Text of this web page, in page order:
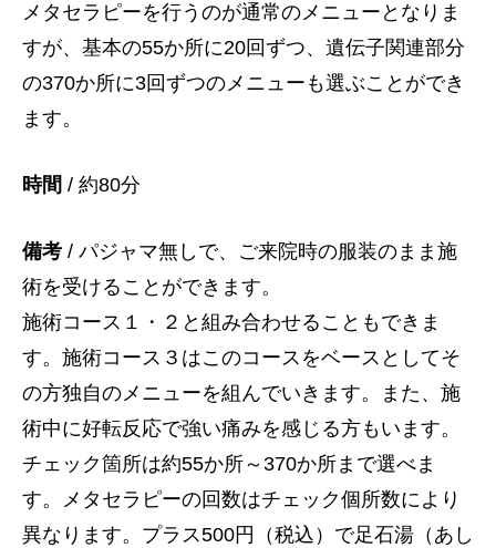
メタセラピーを行うのが通常のメニューとなりま
すが、基本の55か所に20回ずつ、遺伝子関連部分
の370か所に3回ずつのメニューも選ぶことができ
ます。
時間 / 約80分
備考 / パジャマ無しで、ご来院時の服装のまま施
術を受けることができます。
施術コース１・２と組み合わせることもできま
す。施術コース３はこのコースをベースとしてそ
の方独自のメニューを組んでいきます。また、施
術中に好転反応で強い痛みを感じる方もいます。
チェック箇所は約55か所～370か所まで選べま
す。メタセラピーの回数はチェック個所数により
異なります。プラス500円（税込）で足石湯（あし